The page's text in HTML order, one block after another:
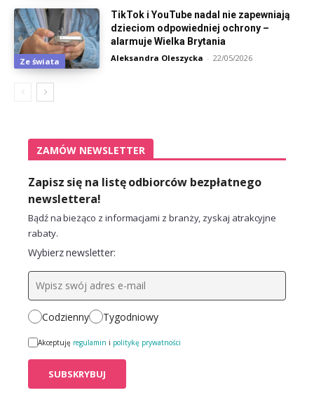
Ze świata
TikTok i YouTube nadal nie zapewniają
dzieciom odpowiedniej ochrony –
alarmuje Wielka Brytania
Aleksandra Oleszycka - 22/05/2026
ZAMÓW NEWSLETTER
Zapisz się na listę odbiorców bezpłatnego
newslettera!
Bądź na bieżąco z informacjami z branży, zyskaj atrakcyjne
rabaty.
Wybierz newsletter:
Codzienny Tygodniowy
Akceptuję regulamin i politykę prywatności